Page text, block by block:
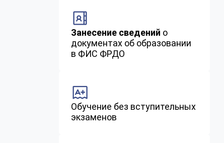
Занесение сведений о
документах об образовании
в ФИС ФРДО
Обучение без вступительных
экзаменов